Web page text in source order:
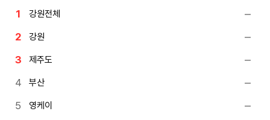
강원전체
강원
제주도
부산
영케이